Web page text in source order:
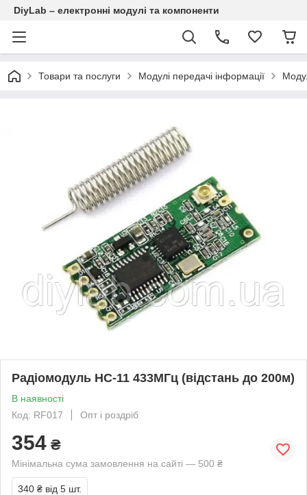
DiyLab – електронні модулі та компоненти
Товари та послуги Модулі передачі інформації
Радіомодуль HC-11 433МГц (відстань до 200м)
В наявності
Код: RF017
Опт і роздріб
354 ₴
Мінімальна сума замовлення на сайті — 500 ₴
340 ₴ від 5 шт.